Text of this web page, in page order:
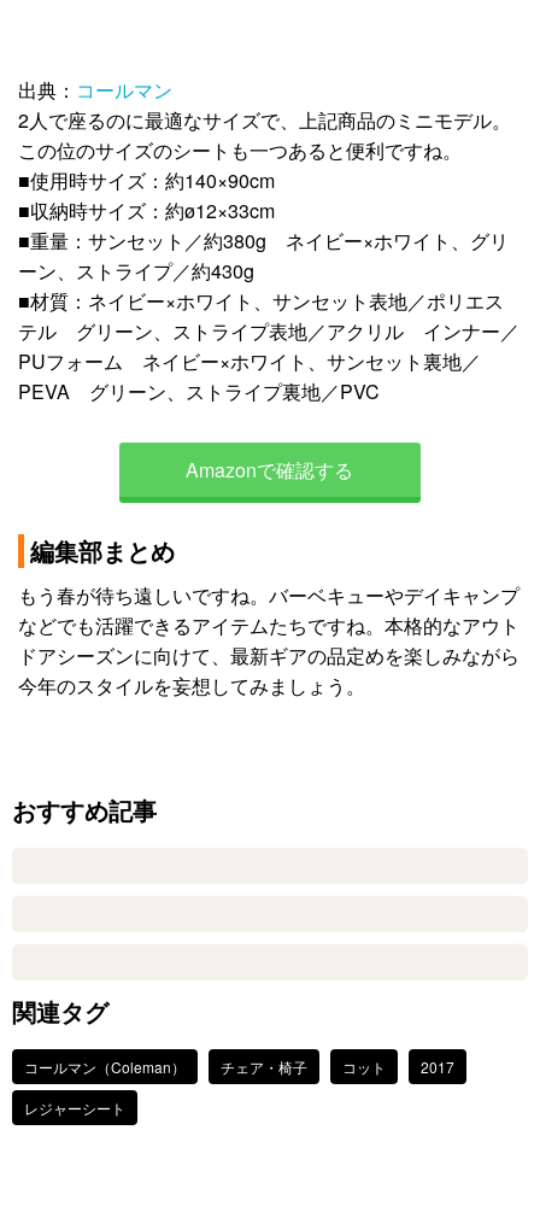
出典： コールマン
2人で座るのに最適なサイズで、上記商品のミニモデル。
この位のサイズのシートも一つあると便利ですね。
■使用時サイズ：約140×90cm
■収納時サイズ：約ø12×33cm
■重量：サンセット／約380g ネイビー×ホワイト、グリ
ーン、ストライプ／約430g
■材質：ネイビー×ホワイト、サンセット表地／ポリエス
テル グリーン、ストライプ表地／アクリル インナー／
PUフォーム ネイビー×ホワイト、サンセット裏地／
PEVA グリーン、ストライプ裏地／PVC
Amazonで確認する
編集部まとめ
もう春が待ち遠しいですね。バーベキューやデイキャンプ
などでも活躍できるアイテムたちですね。本格的なアウト
ドアシーズンに向けて、最新ギアの品定めを楽しみながら
今年のスタイルを妄想してみましょう。
おすすめ記事
関連タグ
コールマン（Coleman） チェア・椅子 コット
2017
レジャーシート